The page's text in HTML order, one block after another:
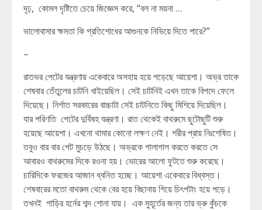
দৃঢ়, কোমল দৃষ্টিতে চেয়ে জিজ্ঞেস করে, “বল না ময়না …
ভালোবাসার ক্ষমতা কি প্রতিশোধের আগুনকে নিভিয়ে দিতে পারে?”
–
রাতভর পেটের যন্ত্রণায় একেবারে অসহায় হয়ে পড়েছে আয়েশা। অভ্র তাকে
শেষবার তেঁতুলের চাটনি খাইয়েছিল। সেই চাটনিই এখন তাকে বিপদে ফেলে
দিয়েছে। নির্গাত সরকারের বাচ্চাটা সেই চাটনিতে কিছু মিশিয়ে দিয়েছিল।
যার পরিণতি পেটের দুর্বিষহ যন্ত্রণা। রাত থেকেই বাথরুমে ছুটোছুটি শুরু
হয়েছে আয়েশা। এখনো থামার কোনো লক্ষণ নেই। শরীর প্রায় নিঃশেষিত।
তবুও বার বার পেট মুচড়ে উঠছে। অভ্রকে গালাগাল করতে করতে সে
আবারও বাথরুমের দিকে রওনা হয়। ভোরের আলো ফুটতে শুরু করেছে।
চারিদিকে ফরজের আজান ধ্বনিত হচ্ছে। আয়েশা একেবারে বিধ্বস্ত।
শেষবারের মতো বাথরুম থেকে বের হয়ে বিছানায় গিয়ে চিৎপটাং হয়ে পড়ে।
তখনই গাড়ির হর্নের শব্দ শোনা যায়। এক মুহূর্তের জন্য তার ভ্রু কুঁচকে